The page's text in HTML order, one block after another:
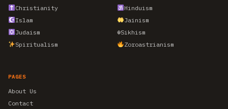
Christianity
Hinduism
Islam
Jainism
Judaism
☬Sikhism
Spiritualism
Zoroastrianism
PAGES
About Us
Contact